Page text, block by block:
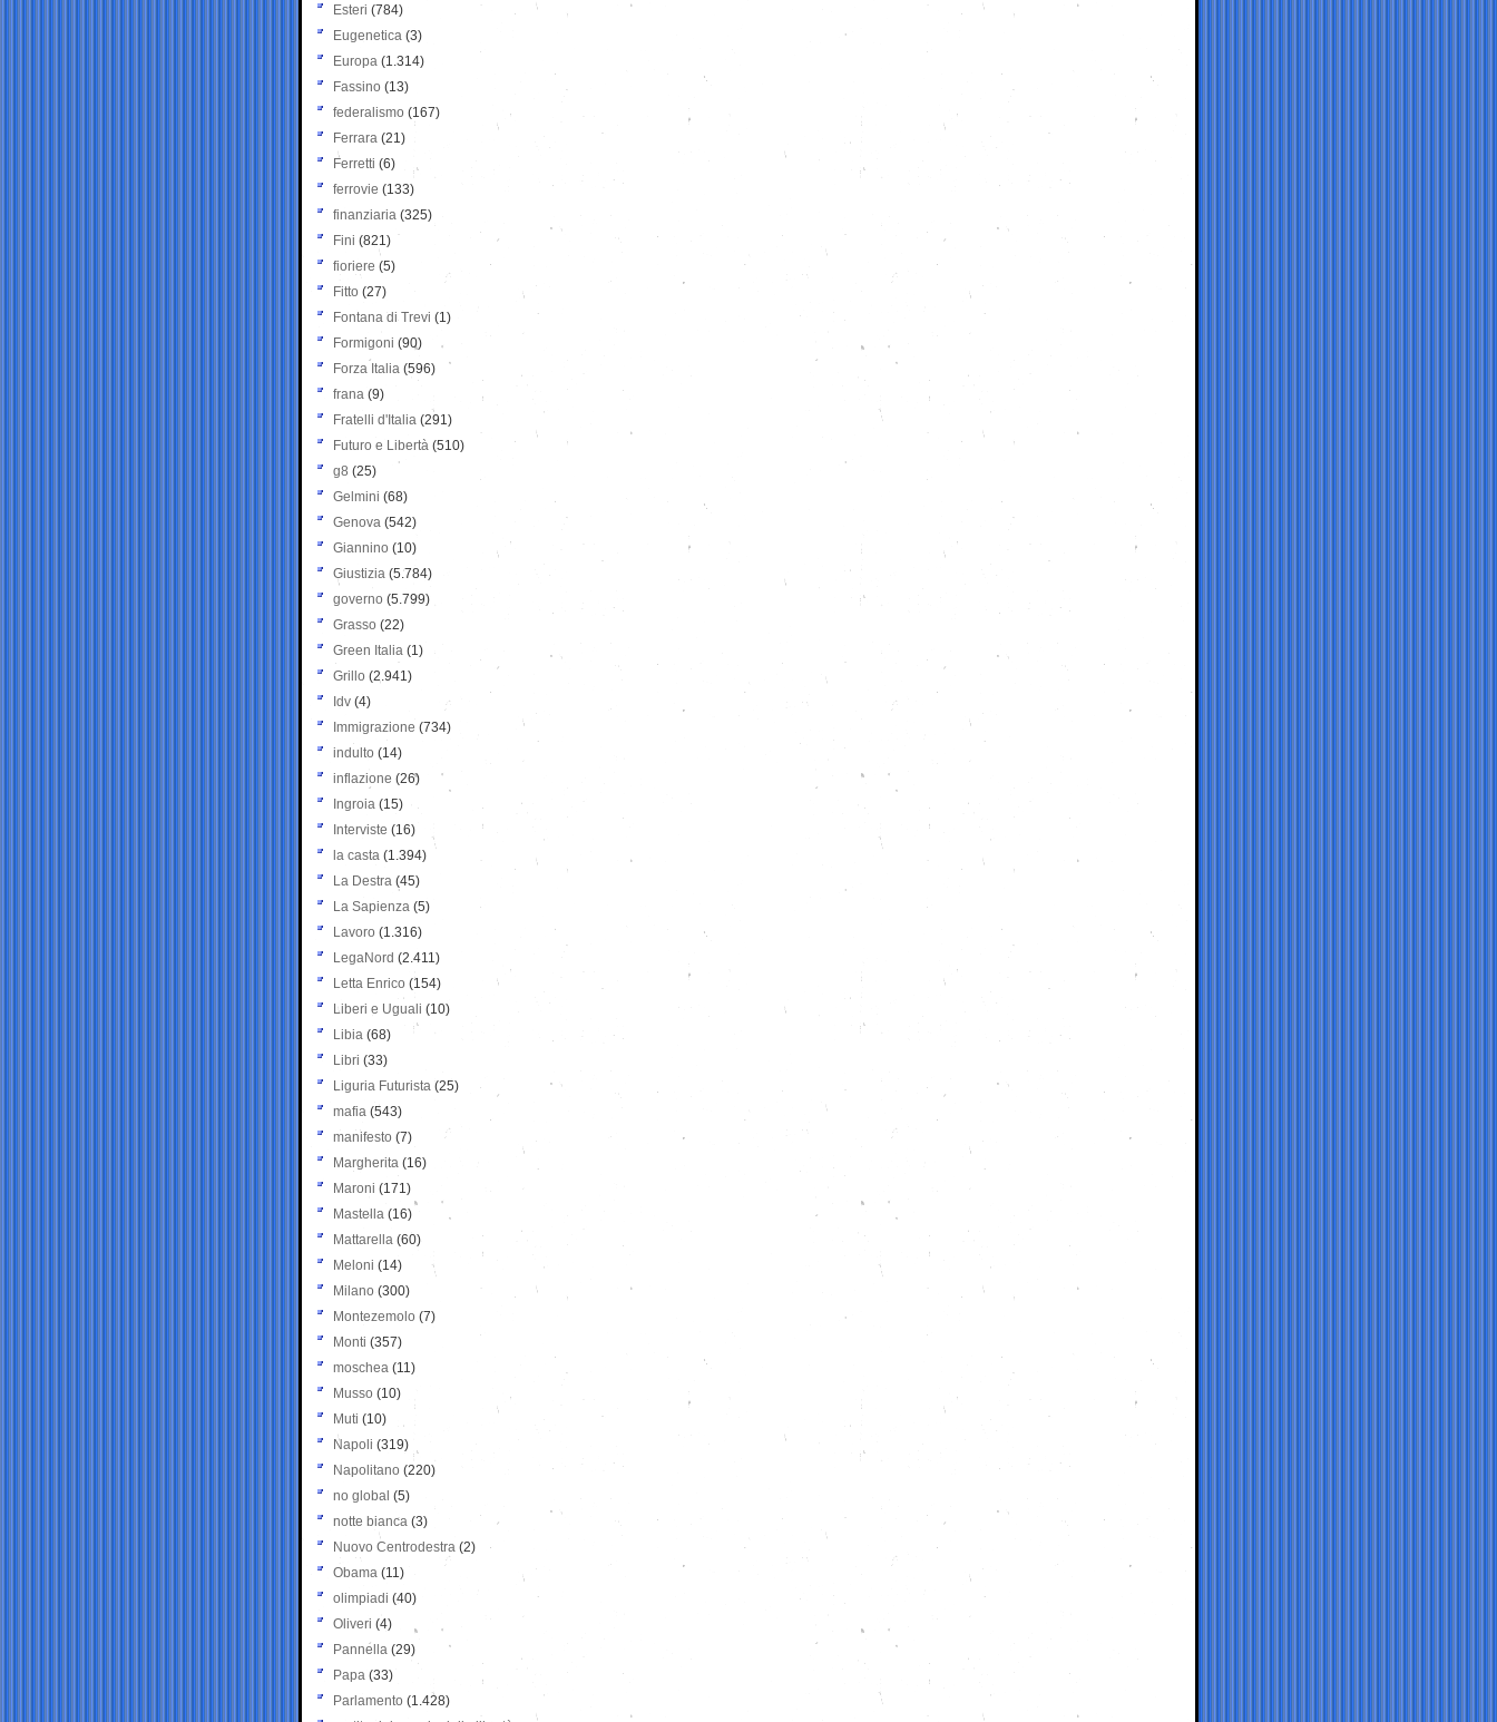
Esteri (784)
Eugenetica (3)
Europa (1.314)
Fassino (13)
federalismo (167)
Ferrara (21)
Ferretti (6)
ferrovie (133)
finanziaria (325)
Fini (821)
fioriere (5)
Fitto (27)
Fontana di Trevi (1)
Formigoni (90)
Forza Italia (596)
frana (9)
Fratelli d'Italia (291)
Futuro e Libertà (510)
g8 (25)
Gelmini (68)
Genova (542)
Giannino (10)
Giustizia (5.784)
governo (5.799)
Grasso (22)
Green Italia (1)
Grillo (2.941)
Idv (4)
Immigrazione (734)
indulto (14)
inflazione (26)
Ingroia (15)
Interviste (16)
la casta (1.394)
La Destra (45)
La Sapienza (5)
Lavoro (1.316)
LegaNord (2.411)
Letta Enrico (154)
Liberi e Uguali (10)
Libia (68)
Libri (33)
Liguria Futurista (25)
mafia (543)
manifesto (7)
Margherita (16)
Maroni (171)
Mastella (16)
Mattarella (60)
Meloni (14)
Milano (300)
Montezemolo (7)
Monti (357)
moschea (11)
Musso (10)
Muti (10)
Napoli (319)
Napolitano (220)
no global (5)
notte bianca (3)
Nuovo Centrodestra (2)
Obama (11)
olimpiadi (40)
Oliveri (4)
Pannella (29)
Papa (33)
Parlamento (1.428)